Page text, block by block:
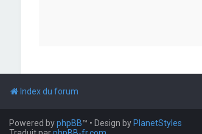
Index du forum
Powered byphpBB™ • Design by PlanetStyles